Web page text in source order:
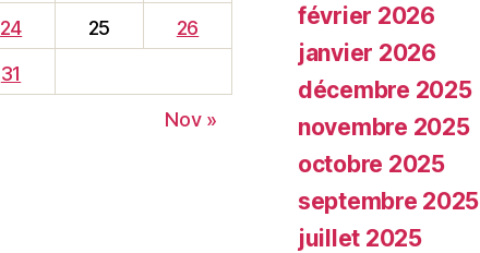
24 25
26
31
Nov »
février 2026
janvier 2026
décembre 2025
novembre 2025
octobre 2025
septembre 2025
juillet 2025